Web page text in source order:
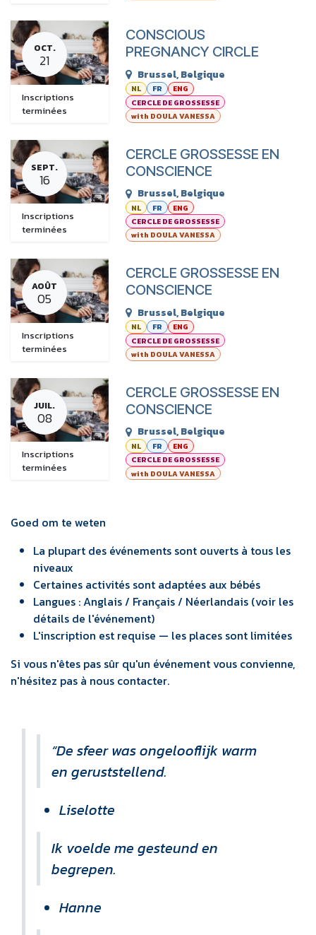
OCT.
21
Inscriptions
terminées
CONSCIOUS
PREGNANCY CIRCLE
Brussel,Belgique
NL FR
ENG
CERCLE DE GROSSESSE
with DOULA VANESSA
SEPT.
16
Inscriptions
terminées
CERCLE GROSSESSE EN
CONSCIENCE
Brussel,Belgique
NL FR
ENG
CERCLE DE GROSSESSE
with DOULA VANESSA
AOÛT
05
Inscriptions
terminées
CERCLE GROSSESSE EN
CONSCIENCE
Brussel,Belgique
NL FR
ENG
CERCLE DE GROSSESSE
with DOULA VANESSA
JUIL.
08
Inscriptions
terminées
CERCLE GROSSESSE EN
CONSCIENCE
Brussel,Belgique
NL FR
ENG
CERCLE DE GROSSESSE
with DOULA VANESSA
Goed om te weten
La plupart des événements sont ouverts à tous les
niveaux
Certaines activités sont adaptées aux bébés
Langues : Anglais / Français / Néerlandais (voir les
détails de l'événement)
L'inscription est requise — les places sont limitées
Si vous n'êtes pas sûr qu'un événement vous convienne,
n'hésitez pas à nous contacter.
“De sfeer was ongelooflijk warm
en geruststellend.
Liselotte
Ik voelde me gesteund en
begrepen.
Hanne